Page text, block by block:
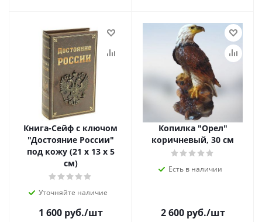
Книга-Сейф с ключом
"Достояние России"
под кожу (21 х 13 х 5
см)
Уточняйте наличие
1 600руб./шт
Копилка "Орел"
коричневый, 30 см
Есть в наличии
2 600руб./шт